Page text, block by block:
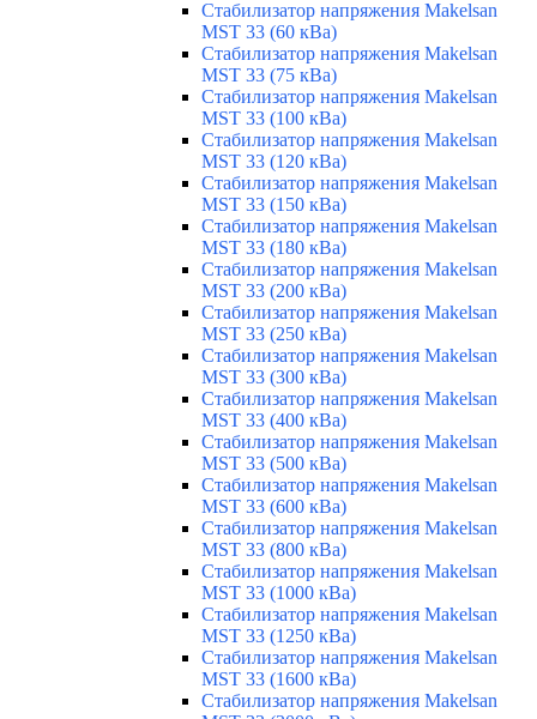
Стабилизатор напряжения Makelsan
MST 33 (60 кВа)
Стабилизатор напряжения Makelsan
MST 33 (75 кВа)
Стабилизатор напряжения Makelsan
MST 33 (100 кВа)
Стабилизатор напряжения Makelsan
MST 33 (120 кВа)
Стабилизатор напряжения Makelsan
MST 33 (150 кВа)
Стабилизатор напряжения Makelsan
MST 33 (180 кВа)
Стабилизатор напряжения Makelsan
MST 33 (200 кВа)
Стабилизатор напряжения Makelsan
MST 33 (250 кВа)
Стабилизатор напряжения Makelsan
MST 33 (300 кВа)
Стабилизатор напряжения Makelsan
MST 33 (400 кВа)
Стабилизатор напряжения Makelsan
MST 33 (500 кВа)
Стабилизатор напряжения Makelsan
MST 33 (600 кВа)
Стабилизатор напряжения Makelsan
MST 33 (800 кВа)
Стабилизатор напряжения Makelsan
MST 33 (1000 кВа)
Стабилизатор напряжения Makelsan
MST 33 (1250 кВа)
Стабилизатор напряжения Makelsan
MST 33 (1600 кВа)
Стабилизатор напряжения Makelsan